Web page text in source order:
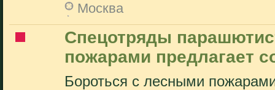
Москва
Cпецотряды
пожарами предлагает
Бороться с лесными